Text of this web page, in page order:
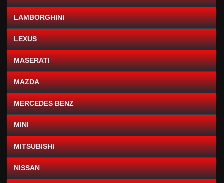
LAMBORGHINI
LEXUS
MASERATI
MAZDA
MERCEDES BENZ
MINI
MITSUBISHI
NISSAN